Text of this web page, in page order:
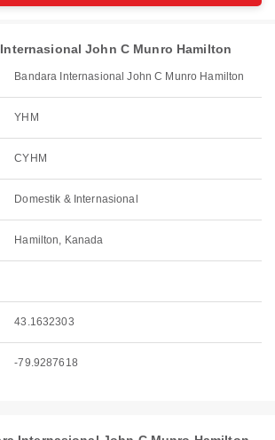
John C Munro Hamilton
Bandara Internasional John C Munro Hamilton
YHM
CYHM
Domestik & Internasional
Hamilton, Kanada
43.1632303
-79.9287618